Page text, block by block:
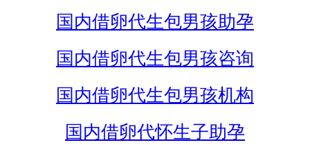
国内借卵代生包男孩助孕
国内借卵代生包男孩咨询
国内借卵代生包男孩机构
国内借卵代怀生子助孕